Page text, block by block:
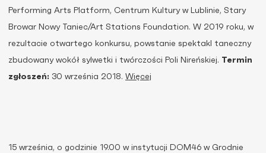
Performing Arts Platform, Centrum Kultury w Lublinie, Stary
Browar Nowy Taniec/Art Stations Foundation. W 2019 roku, w
rezultacie otwartego konkursu, powstanie spektakl taneczny
zbudowany wokół sylwetki i twórczości Poli Nireńskiej. Termin
zgłoszeń: 30 września 2018. Więcej
15 września, o godzinie 19.00 w instytucji DOM46 w Grodnie